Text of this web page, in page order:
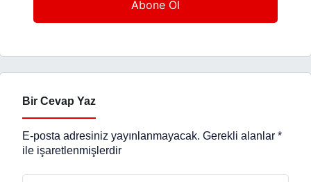
Bir Cevap Yaz
E-posta adresiniz yayınlanmayacak. Gerekli alanlar *
ile işaretlenmişlerdir